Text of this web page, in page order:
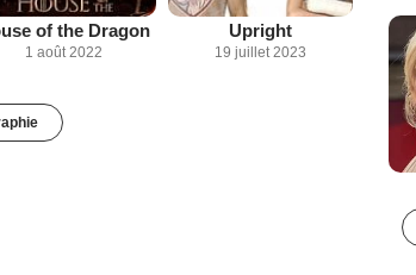
of the Dragon
1 août 2022
Upright
19 juillet 2023